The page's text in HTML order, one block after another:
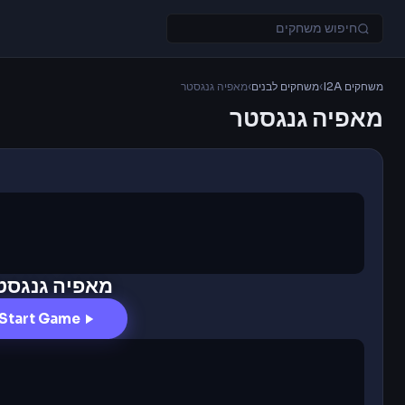
משחקים I2A ›משחקים לבנים›מאפיה גנגסטר
מאפיה גנגסטר
מאפיה
Game